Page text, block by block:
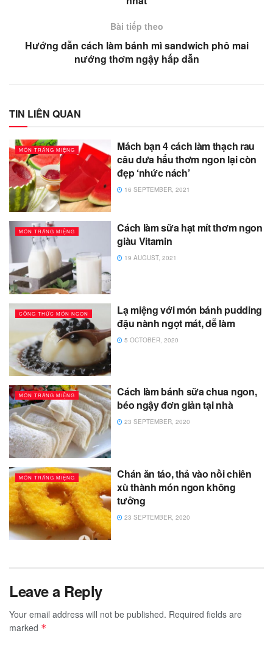
Bài tiếp theo
Hướng dẫn cách làm bánh mì sandwich phô mai
nướng thơm ngậy hấp dẫn
TIN LIÊN QUAN
MÓN TRÁNG MIỆNG
Mách bạn 4 cách làm thạch rau
câu dưa hấu thơm ngon lại còn
đẹp ‘nhức nách’
16 SEPTEMBER, 2021
MÓN TRÁNG MIỆNG
Cách làm sữa hạt mít thơm ngon
giàu Vitamin
19 AUGUST, 2021
CÔNG THỨC MÓN NGON
Lạ miệng với món bánh pudding
đậu nành ngọt mát, dễ làm
5 OCTOBER, 2020
MÓN TRÁNG MIỆNG
Cách làm bánh sữa chua ngon,
béo ngậy đơn giản tại nhà
23 SEPTEMBER, 2020
MÓN TRÁNG MIỆNG
Chán ăn táo, thả vào nồi chiên
xù thành món ngon không
tưởng
23 SEPTEMBER, 2020
Leave a Reply
Your email address will not be published. Required fields are
marked *